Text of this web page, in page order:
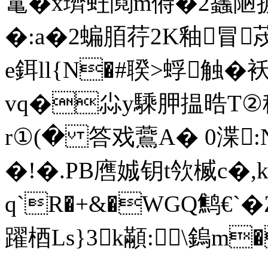
� :a�2蝙脜荇2K釉冒
e鉺ll{N�#聧>蜉触�
vq�尛y騬胛揾晧T②稰
r①(� 答戏鷰A� 0渫
�!�.PB噟娍钥t欦楲
q`R�+&�WGQ鹪
躍梄Ls}3k顢:﹫\鎢